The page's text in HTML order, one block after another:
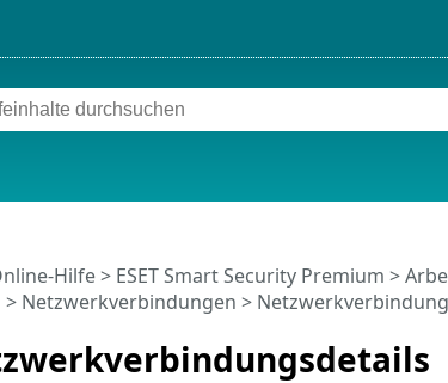
Hilfe> ESET Smart Security Premium >
> Netzwerkverbindungen >